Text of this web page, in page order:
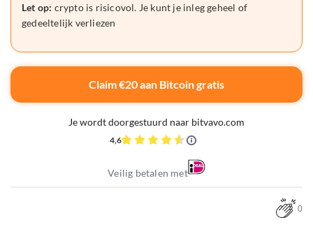
Let op: crypto is risicovol. Je kunt je inleg geheel of
gedeeltelijk verliezen
Claim €20 aan Bitcoin gratis
Je wordt doorgestuurd naar bitvavo.com
4,6
Veilig betalen met
0